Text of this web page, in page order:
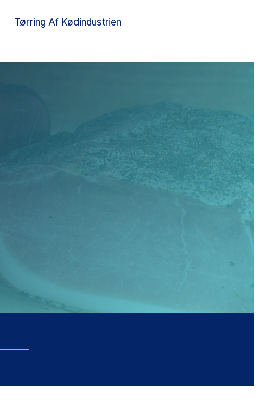
Tørring Af Kødindustrien